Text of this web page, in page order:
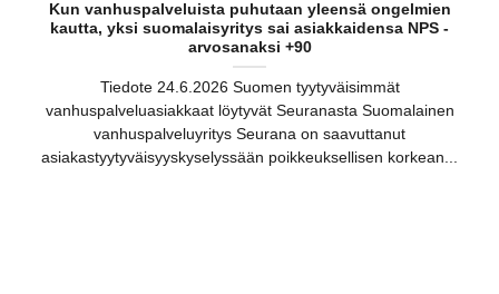
Kun vanhuspalveluista puhutaan yleensä ongelmien
kautta, yksi suomalaisyritys sai asiakkaidensa NPS -
arvosanaksi +90
Tiedote 24.6.2026 Suomen tyytyväisimmät
vanhuspalveluasiakkaat löytyvät Seuranasta Suomalainen
vanhuspalveluyritys Seurana on saavuttanut
asiakastyytyväisyyskyselyssään poikkeuksellisen korkean...